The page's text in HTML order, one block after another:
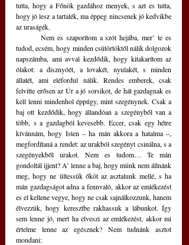
tutta, hogy a Főnök gazdához menyek, s azt es tutta,
hogy jó lesz a tartalék, ma éppeg nincsenek jó kedvikbe
az uraságék.
tudod, ecsém, hogy minden csütörtöktől nálik dolgozok
napszámba, ami avval kezdődik, hogy kitakarítom az
ólakot: a disznyóét, a lovakét, nyulakét, s minden
állatét, ami eléfordul nálik. Rendes emberek, csak
felvitte erősen az Úr a jó sorsikot, de hát gazdagnak es
kell lenni mindenhol éppúgy, mint szegénynek. Csak a
baj ott kezdődik, hogy állandóan a szegényből van a
több, s a gazdagból kevesebb. Eccer, csak egy hétre
kívánnám, hogy Isten – ha mán akkora a hatalma –,
megfordítaná a rendet: az urakból szegényt csinálna, s a
szegényekből urakot. Nem es tudom… Te mán
gondoltál ijjent? A’ lenne a baj, hogy münk nem állnánk
meg, hogy ne ültessük őköt az asztalunk mellé, s ha
mán gazdagságot adna a fennvaló, akkor az emlékezést
es el kellene vegye, hogy ne csak sajnálkozzunk, hanem
élvezzük, hogy keresztbe rakhassuk a lábunkot. Így
sem lenne jó, mert ha elveszi az emlékezést, akkor mi
értelme lenne az egésznek? Nem tudnánk asztot
mondani: